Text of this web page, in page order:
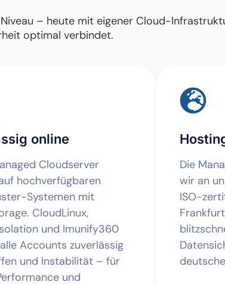
– heute mit eigener Cloud-
optimal verbindet.
online
Cloudserver
hochverfügbaren
Systemen mit
CloudLinux,
und Imunify360
Accounts zuverlässig
und Instabilität – für
und
Die
wir an
ISO-